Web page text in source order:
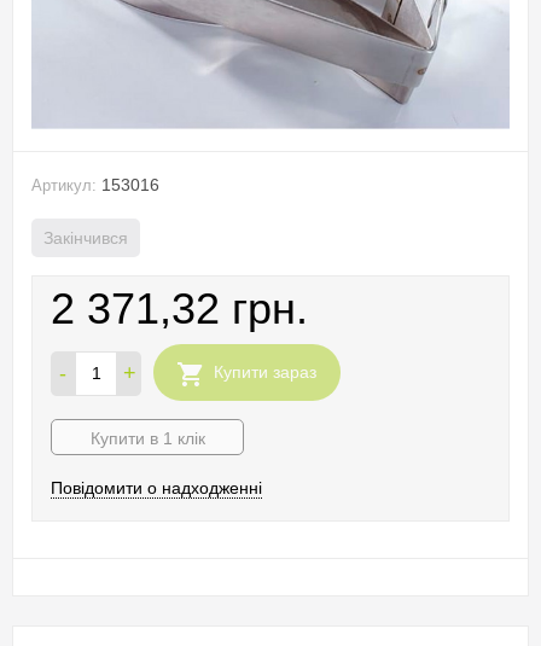
Артикул: 153016
Закінчився
2 371,32 грн.
- + Купити зараз
Купити в 1 клік
Повідомити о надходженні